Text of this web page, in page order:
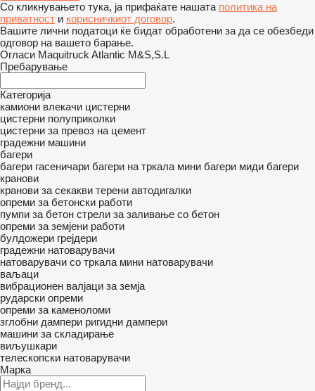
Со кликнувањето тука, ја прифаќате нашата политика на
приватност и корисничкиот договор.
Вашите лични податоци ќе бидат обработени за да се обезбеди
одговор на вашето барање.
Огласи Maquitruck Atlantic M&S,S.L
Пребарување
Категорија
камиони влекачи цистерни
цистерни полуприколки
цистерни за превоз на цемент
градежни машини
багери
багери гасеничари багери на тркала мини багери миди багери
кранови
кранови за секакви терени автодигалки
опреми за бетонски работи
пумпи за бетон стрели за заливање со бетон
опреми за земјени работи
булдожери грејдери
градежни натоварувачи
натоварувачи со тркала мини натоварувачи
ваљаци
вибрационен валјаци за земја
рударски опреми
опреми за каменоломи
зглобни дампери ригидни дампери
машини за складирање
виљушкари
телескопски натоварувачи
Марка